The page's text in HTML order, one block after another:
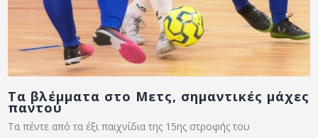
Τα βλέμματα στο Μετς, σημαντικές μάχες
παντού
Τα πέντε από τα έξι παιχνίδια της 15ης στροφής του